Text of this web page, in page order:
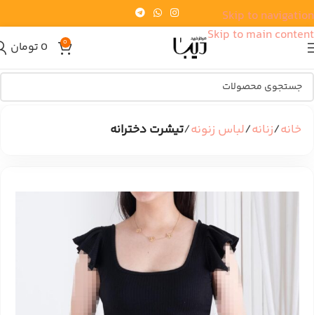
Skip to navigation
Skip to main content
0
0 تومان
خانه زنانه لباس زنونه تیشرت دخترانه